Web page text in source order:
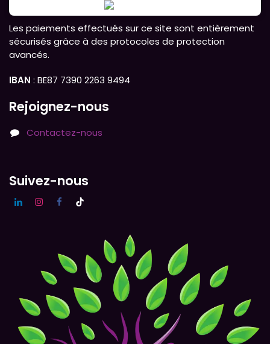
Les paiements effectués sur ce site sont entièrement
sécurisés grâce à des protocoles de protection
avancés.
IBAN : BE87 7390 2263 9494
Rejoignez-nous
Contactez-nous
Suivez-nous